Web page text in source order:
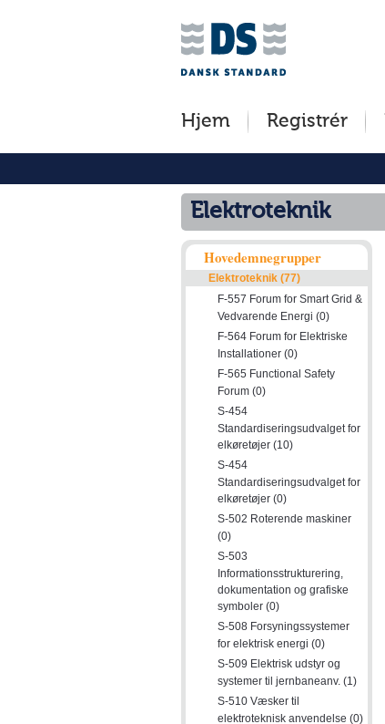
Hjem Registrér
Elektroteknik
Hovedemnegrupper
Elektroteknik (77)
F-557 Forum for Smart Grid &
Vedvarende Energi (0)
F-564 Forum for Elektriske
Installationer (0)
F-565 Functional Safety
Forum (0)
S-454
Standardiseringsudvalget for
elkøretøjer (10)
S-454
Standardiseringsudvalget for
elkøretøjer (0)
S-502 Roterende maskiner
(0)
S-503
Informationsstrukturering,
dokumentation og grafiske
symboler (0)
S-508 Forsyningssystemer
for elektrisk energi (0)
S-509 Elektrisk udstyr og
systemer til jernbaneanv. (1)
S-510 Væsker til
elektroteknisk anvendelse (0)